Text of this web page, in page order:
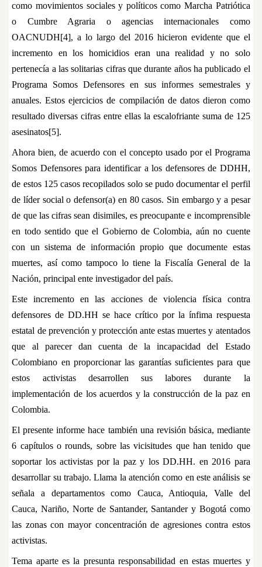
como movimientos sociales y políticos como Marcha Patriótica
o Cumbre Agraria o agencias internacionales como
OACNUDH[4], a lo largo del 2016 hicieron evidente que el
incremento en los homicidios eran una realidad y no solo
pertenecía a las solitarias cifras que durante años ha publicado el
Programa Somos Defensores en sus informes semestrales y
anuales. Estos ejercicios de compilación de datos dieron como
resultado diversas cifras entre ellas la escalofriante suma de 125
asesinatos[5].
Ahora bien, de acuerdo con el concepto usado por el Programa
Somos Defensores para identificar a los defensores de DDHH,
de estos 125 casos recopilados solo se pudo documentar el perfil
de líder social o defensor(a) en 80 casos. Sin embargo y a pesar
de que las cifras sean disimiles, es preocupante e incomprensible
en todo sentido que el Gobierno de Colombia, aún no cuente
con un sistema de información propio que documente estas
muertes, así como tampoco lo tiene la Fiscalía General de la
Nación, principal ente investigador del país.
Este incremento en las acciones de violencia física contra
defensores de DD.HH se hace crítico por la ínfima respuesta
estatal de prevención y protección ante estas muertes y atentados
que al parecer dan cuenta de la incapacidad del Estado
Colombiano en proporcionar las garantías suficientes para que
estos activistas desarrollen sus labores durante la
implementación de los acuerdos y la construcción de la paz en
Colombia.
El presente informe hace también una revisión básica, mediante
6 capítulos o rounds, sobre las vicisitudes que han tenido que
soportar los activistas por la paz y los DD.HH. en 2016 para
desarrollar su trabajo. Llama la atención como en este análisis se
señala a departamentos como Cauca, Antioquia, Valle del
Cauca, Nariño, Norte de Santander, Santander y Bogotá como
las zonas con mayor concentración de agresiones contra estos
activistas.
Tema aparte es la presunta responsabilidad en estas muertes y